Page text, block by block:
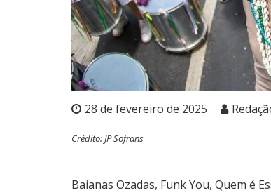
28 de fevereiro de 2025
Crédito: JP Sofrans
Baianas Ozadas, Funk You, Quem é